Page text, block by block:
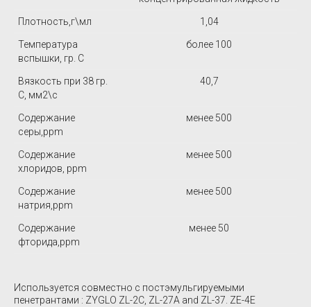
Плотность,г\мл 1,04
Температура
вспышки, гр. С
более 100
Вязкость при 38 гр.
С, мм2\с
40,7
Содержание
серы,ppm
менее 500
Содержание
хлоридов, ppm
менее 500
Содержание
натрия,ppm
менее 500
Содержание
фторида,ppm
менее 50
Используется совместно с постэмульгируемыми
пенетрантами : ZYGLO ZL-2C, ZL-27A and ZL-37. ZE-4E